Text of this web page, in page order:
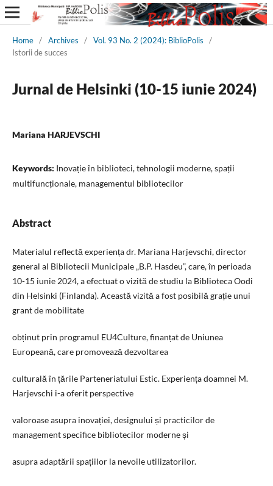
Home / Archives / Vol. 93 No. 2 (2024): BiblioPolis
/
Istorii de succes
Jurnal de Helsinki (10-15 iunie 2024)
Mariana HARJEVSCHI
Keywords: Inovație în biblioteci, tehnologii moderne, spații
multifuncționale, managementul bibliotecilor
Abstract
Materialul reflectă experiența dr. Mariana Harjevschi, director
general al Bibliotecii Municipale „B.P. Hasdeu”, care, în perioada
10-15 iunie 2024, a efectuat o vizită de studiu la Biblioteca Oodi
din Helsinki (Finlanda). Această vizită a fost posibilă grație unui
grant de mobilitate
obținut prin programul EU4Culture, finanțat de Uniunea
Europeană, care promovează dezvoltarea
culturală în țările Parteneriatului Estic. Experiența doamnei M.
Harjevschi i-a oferit perspective
valoroase asupra inovației, designului și practicilor de
management specifice bibliotecilor moderne și
asupra adaptării spațiilor la nevoile utilizatorilor.